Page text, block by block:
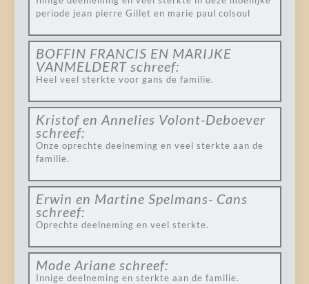
periode jean pierre Gillet en marie paul colsoul
BOFFIN FRANCIS EN MARIJKE
VANMELDERT schreef:
Heel veel sterkte voor gans de familie.
Kristof en Annelies Volont-Deboever
schreef:
Onze oprechte deelneming en veel sterkte aan de
familie.
Erwin en Martine Spelmans- Cans
schreef:
Oprechte deelneming en veel sterkte.
Mode Ariane schreef:
Innige deelneming en sterkte aan de familie.